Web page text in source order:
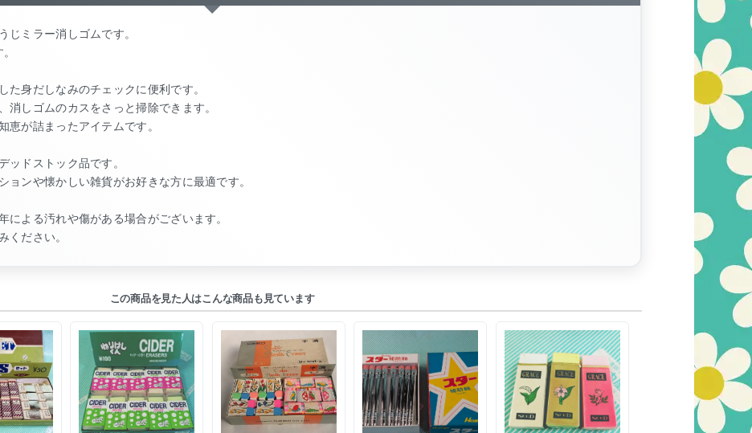
じミラー消しゴムです。
身だしなみのチェックに便利です。
消しゴムのカスをさっと掃除できます。
恵が詰まったアイテムです。
ッドストック品です。
ョンや懐かしい雑貨がお好きな方に最適です。
による汚れや傷がある場合がございます。
ください。
この商品を見た人はこんな商品も見ています